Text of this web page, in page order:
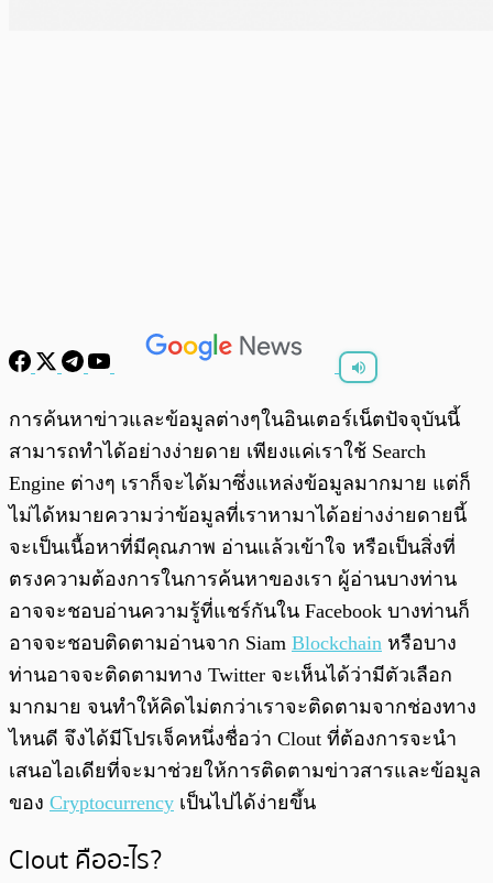
พร้อมเล่น 0:00 0:00
การค้นหาข่าวและข้อมูลต่างๆในอินเตอร์เน็ตปัจจุบันนี้
สามารถทำได้อย่างง่ายดาย เพียงแค่เราใช้ Search
Engine ต่างๆ เราก็จะได้มาซึ่งแหล่งข้อมูลมากมาย แต่ก็
ไม่ได้หมายความว่าข้อมูลที่เราหามาได้อย่างง่ายดายนี้
จะเป็นเนื้อหาที่มีคุณภาพ อ่านแล้วเข้าใจ หรือเป็นสิ่งที่
ตรงความต้องการในการค้นหาของเรา ผู้อ่านบางท่าน
อาจจะชอบอ่านความรู้ที่แชร์กันใน Facebook บางท่านก็
อาจจะชอบติดตามอ่านจาก Siam Blockchain หรือบาง
ท่านอาจจะติดตามทาง Twitter จะเห็นได้ว่ามีตัวเลือก
มากมาย จนทำให้คิดไม่ตกว่าเราจะติดตามจากช่องทาง
ไหนดี จึงได้มีโปรเจ็คหนึ่งชื่อว่า Clout ที่ต้องการจะนำ
เสนอไอเดียที่จะมาช่วยให้การติดตามข่าวสารและข้อมูล
ของ Cryptocurrency เป็นไปได้ง่ายขึ้น
Clout คืออะไร?